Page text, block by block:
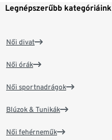
Legnépszerűbb kategóriáink
Női divat
Női órák
Női sportnadrágok
Blúzok & Tunikák
Női fehérneműk